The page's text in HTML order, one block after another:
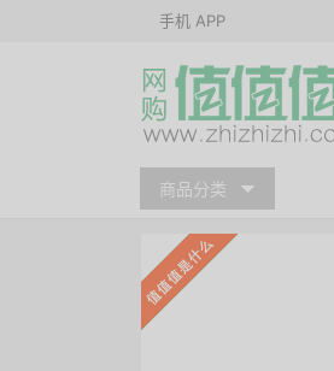
手机 APP
商品分类